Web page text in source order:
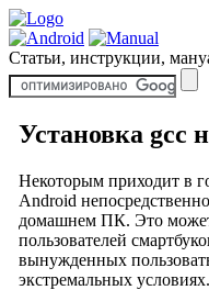
Статьи, инструкции,
Установка gcc
Некоторым приходит в
Android
домашнем ПК. Это может
пользователей
вынужденных
экстремальных условиях.